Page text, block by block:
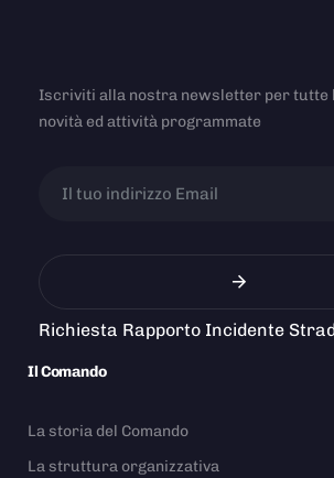
Iscriviti alla nostra newsletter per tutte
novità ed attività programmate
Richiesta Rapporto Incidente
Il Comando
La storia del Comando
La struttura organizzativa